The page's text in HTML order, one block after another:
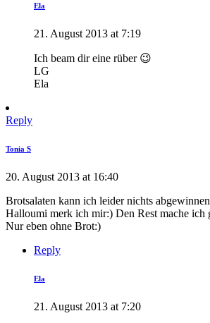
Ela
21. August 2013 at 7:19
Ich beam dir eine rüber 😉
LG
Ela
Reply
Tonia S
20. August 2013 at 16:40
Brotsalaten kann ich leider nichts
Halloumi merk ich mir:) Den Rest mache ich
Nur eben ohne Brot:)
Reply
Ela
21. August 2013 at 7:20